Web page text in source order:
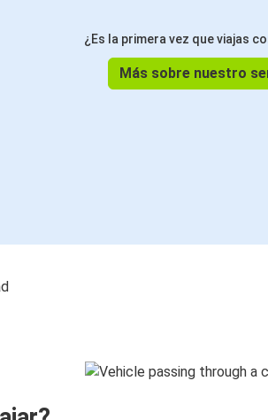
¿Es la primera vez que viajas
Más sobre nuestro